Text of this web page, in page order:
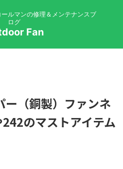
ルマンの修理＆メンテナンスブ
ログ
Fan
ー（銅製）ファンネ
のマストアイテム